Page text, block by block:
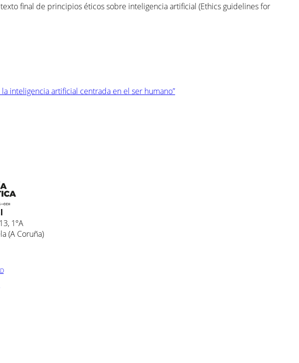
final de principios éticos sobre inteligencia artificial (Ethics guidelines for
inteligencia artificial centrada en el ser humano”
1ºA
(A Coruña)